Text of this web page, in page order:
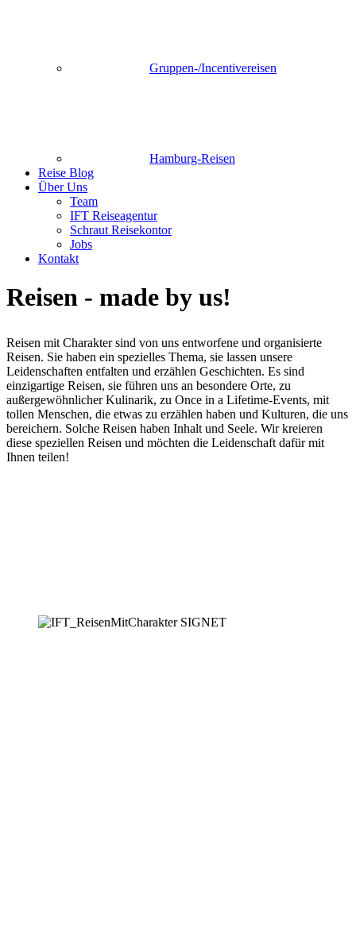
Gruppen-/Incentivereisen
Hamburg-Reisen
Reise Blog
Über Uns
Team
IFT Reiseagentur
Schraut Reisekontor
Jobs
Kontakt
Reisen - made by us!
Reisen mit Charakter sind von uns entworfene und organisierte
Reisen. Sie haben ein spezielles Thema, sie lassen unsere
Leidenschaften entfalten und erzählen Geschichten. Es sind
einzigartige Reisen, sie führen uns an besondere Orte, zu
außergewöhnlicher Kulinarik, zu Once in a Lifetime-Events, mit
tollen Menschen, die etwas zu erzählen haben und Kulturen, die uns
bereichern. Solche Reisen haben Inhalt und Seele. Wir kreieren
diese speziellen Reisen und möchten die Leidenschaft dafür mit
Ihnen teilen!